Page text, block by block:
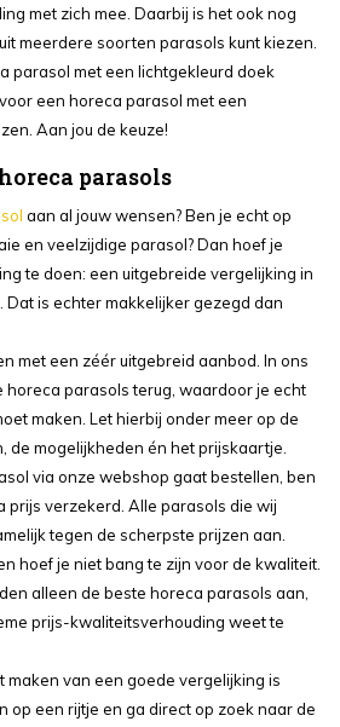
met zich mee. Daarbij is het ook nog
meerdere soorten parasols kunt kiezen.
parasol met een lichtgekleurd doek
een horeca parasol met een
Aan jou de keuze!
parasols
aan al jouw wensen? Ben je echt op
en veelzijdige parasol? Dan hoef je
te doen: een uitgebreide vergelijking in
is echter makkelijker gezegd dan
met een zéér uitgebreid aanbod. In ons
horeca parasols terug, waardoor je echt
maken. Let hierbij onder meer op de
de mogelijkheden én het prijskaartje.
via onze webshop gaat bestellen, ben
prijs verzekerd. Alle parasols die wij
tegen de scherpste prijzen aan.
hoef je niet bang te zijn voor de kwaliteit.
alleen de beste horeca parasols aan,
prijs-kwaliteitsverhouding weet te
maken van een goede vergelijking is
op een rijtje en ga direct op zoek naar de